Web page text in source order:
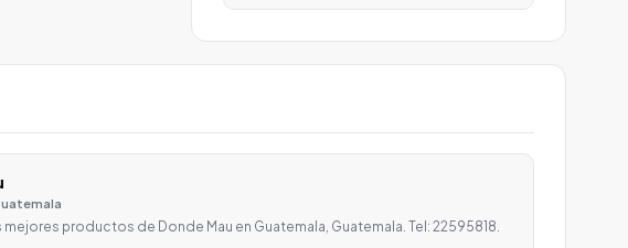
mejores productos de Donde Mau en Guatemala, Guatemala. Tel: 22595818.